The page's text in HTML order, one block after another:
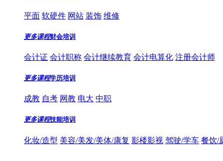
平面 软硬件 网站 装饰 维修
更多课程财会培训
会计证 会计职称 会计继续教育 会计电算化 注册会计师
更多课程学历培训
成教 自考 网教 电大 中职
更多课程技能培训
化妆/造型 美容/美发/美体/康复 影楼影视 驾驶/学车 餐饮/